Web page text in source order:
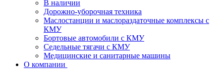
В наличии
Дорожно-уборочная техника
Маслостанции и маслораздаточные комплексы с
КМУ
Бортовые автомобили с КМУ
Седельные тягачи с КМУ
Медицинские и санитарные машины
О компании